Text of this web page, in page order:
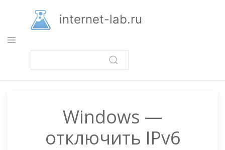
основному
содержанию
internet-lab.ru
Windows —
отключить IPv6